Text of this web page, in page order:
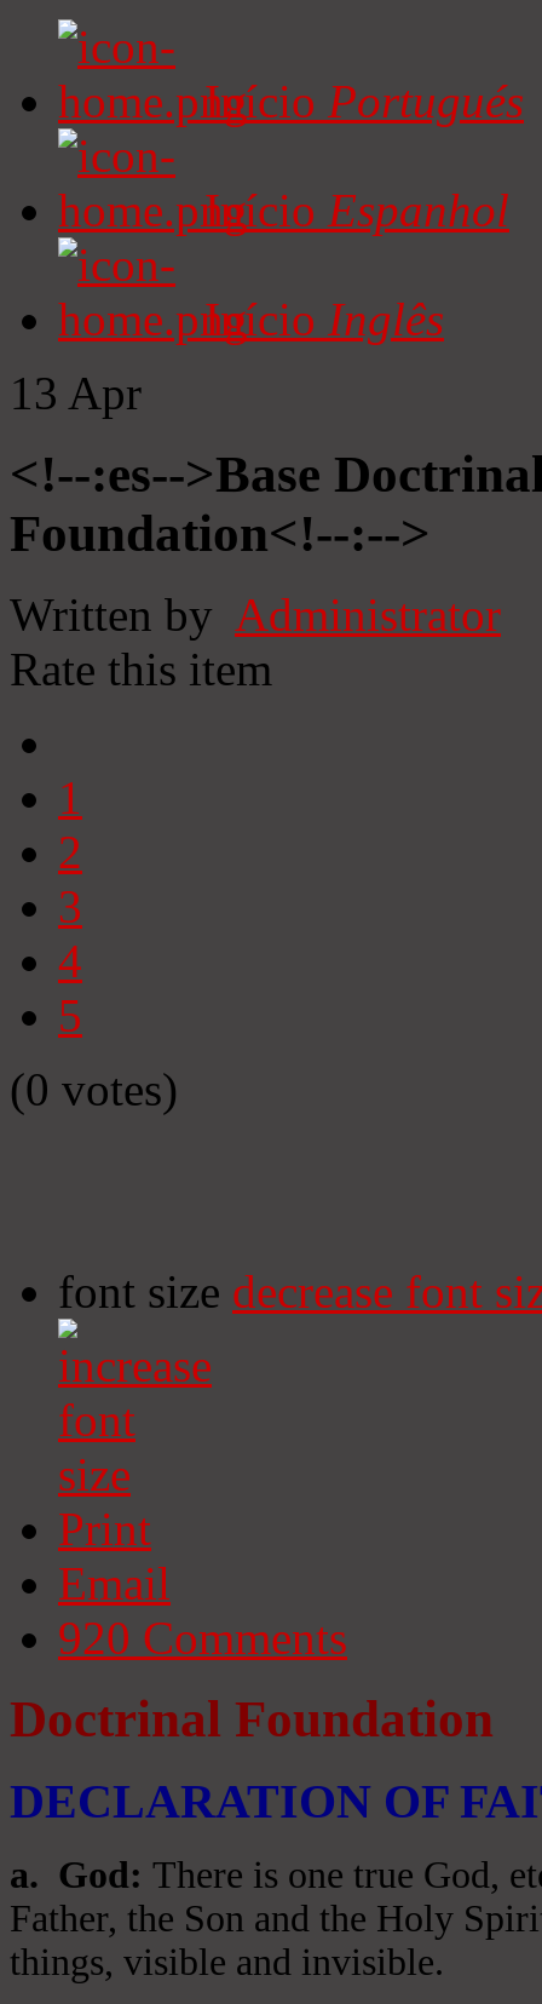
Início Portugués
Início Espanhol
Início Inglês
13 Apr
<!--:es-->Base
Foundation<!--:-->
Written by Administrator
Rate this item
1
2
3
4
5
(0 votes)
font size decrease font
Print
Email
920 Comments
Doctrinal Foundation
DECLARATION OF
a. God: There is one true God,
Father, the Son and the Holy
things, visible and invisible.